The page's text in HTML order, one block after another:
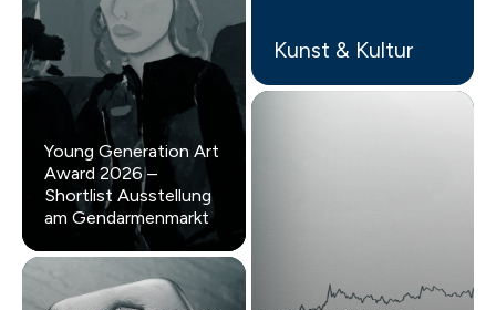
Young Generation Art
Award 2026 –
Shortlist Ausstellung
am Gendarmenmarkt
Kunst & Kultur